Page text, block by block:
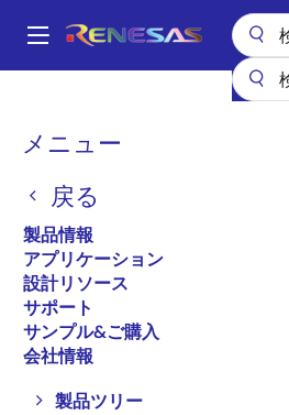
ン
Main
メニュー
戻る
製品情報
アプリケーション
設計リソース
サポート
サンプル&ご購入
会社情報
パ
く
ず
USB製品
USB製品
ページセクションへ移動：
製品ツリー
Close
Open